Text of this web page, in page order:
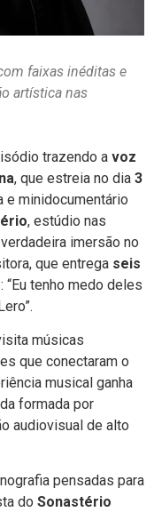
faixas inéditas e
artística nas
trazendo a voz
, que estreia no dia 3
minidocumentário
, estúdio nas
imersão no
que entrega seis
: “Eu tenho medo deles
músicas
que conectaram o
musical ganha
formada por
audiovisual de alto
pensadas para
do Sonastério